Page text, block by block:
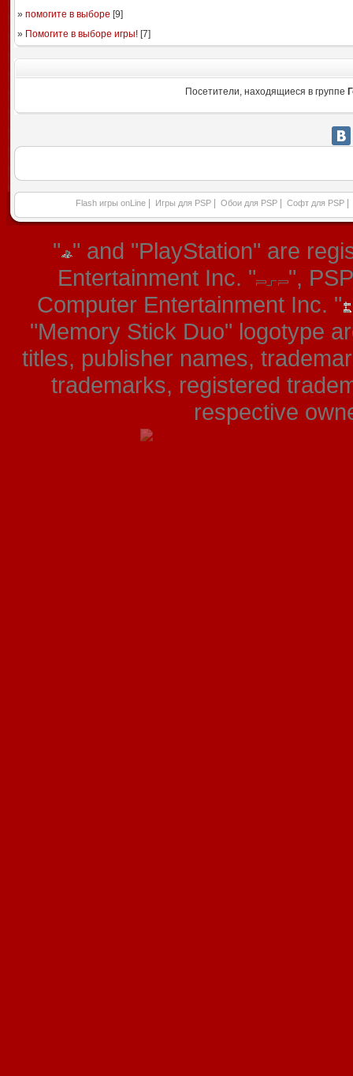
» помогите в выборе [9]
» Помогите в выборе игры![7]
Посетители, находящиеся в группе
Flash игры onLine Игры для PSP Обои для PSP Софт для PSP
" " and "PlayStation" are
Entertainment Inc. "
",
Computer Entertainment Inc. "
"Memory Stick Duo" logotype
titles, publisher names,
trademarks, registered
respective